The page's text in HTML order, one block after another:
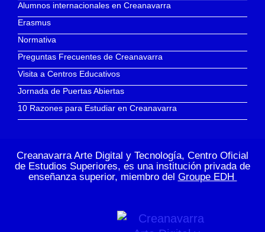
Alumnos internacionales en Creanavarra
Erasmus
Normativa
Preguntas Frecuentes de Creanavarra
Visita a Centros Educativos
Jornada de Puertas Abiertas
10 Razones para Estudiar en Creanavarra
Creanavarra Arte Digital y Tecnología, Centro Oficial
de Estudios Superiores, es una institución privada de
enseñanza superior, miembro del Groupe EDH